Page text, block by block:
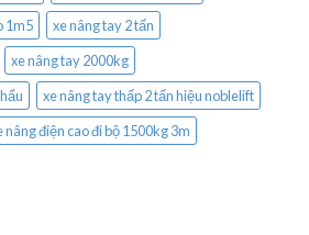
1m5
xe nâng tay 2 tấn
xe nâng tay 2000kg
xe nâng tay thấp 2 tấn hiệu noblelift
nâng điện cao đi bộ 1500kg 3m